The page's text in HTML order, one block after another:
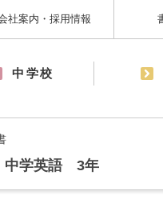
社案内・採用情報
中学校
中学英語 3年